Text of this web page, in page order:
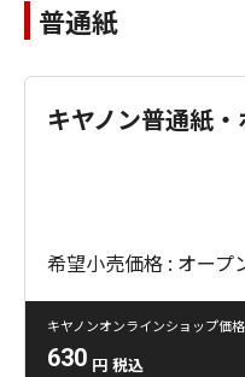
普通紙
キヤノン普通紙
希望小売価格 : オープ
キヤノンオンラインショップ価格
630 円 税込